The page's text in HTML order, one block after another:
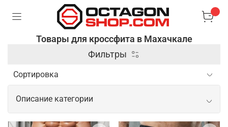
Товары для кроссфита в Махачкале
Фильтры
Описание категории
Профессиональные товары для